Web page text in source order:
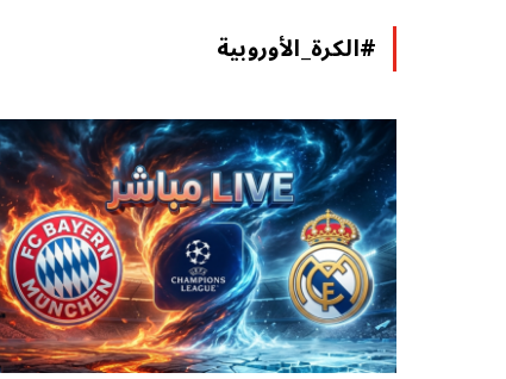
#الكرة_الأوروبية